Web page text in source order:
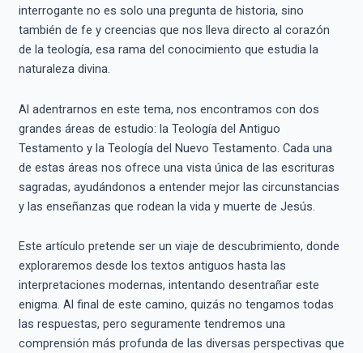
interrogante no es solo una pregunta de historia, sino
también de fe y creencias que nos lleva directo al corazón
de la teología, esa rama del conocimiento que estudia la
naturaleza divina.
Al adentrarnos en este tema, nos encontramos con dos
grandes áreas de estudio: la Teología del Antiguo
Testamento y la Teología del Nuevo Testamento. Cada una
de estas áreas nos ofrece una vista única de las escrituras
sagradas, ayudándonos a entender mejor las circunstancias
y las enseñanzas que rodean la vida y muerte de Jesús.
Este artículo pretende ser un viaje de descubrimiento, donde
exploraremos desde los textos antiguos hasta las
interpretaciones modernas, intentando desentrañar este
enigma. Al final de este camino, quizás no tengamos todas
las respuestas, pero seguramente tendremos una
comprensión más profunda de las diversas perspectivas que